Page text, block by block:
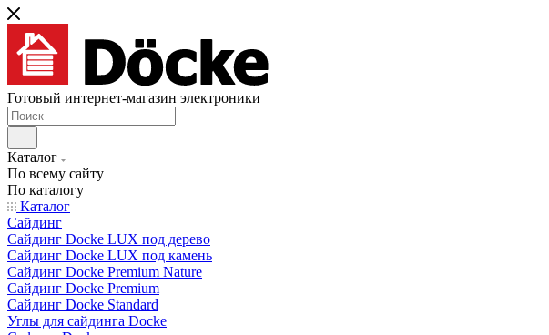
Готовый интернет-магазин электроники
Каталог
По всему сайту
По каталогу
Каталог
Сайдинг
Сайдинг Docke LUX под дерево
Сайдинг Docke LUX под камень
Сайдинг Docke Premium Nature
Сайдинг Docke Premium
Сайдинг Docke Standard
Углы для сайдинга Docke